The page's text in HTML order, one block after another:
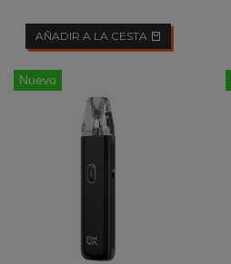
AÑADIR A LA CESTA
Nuevo